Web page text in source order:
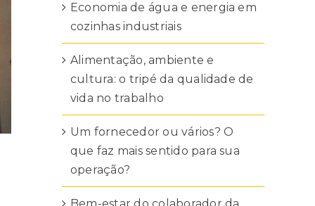
Economia de água e energia em
cozinhas industriais
Alimentação, ambiente e
cultura: o tripé da qualidade de
vida no trabalho
Um fornecedor ou vários? O
que faz mais sentido para sua
operação?